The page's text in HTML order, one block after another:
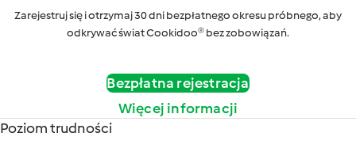
Zarejestruj się i otrzymaj 30 dni bezpłatnego okresu próbnego, aby
odkrywać świat Cookidoo® bez zobowiązań.
Bezpłatna rejestracja
Więcej informacji
Poziom trudności